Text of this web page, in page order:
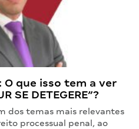
O que isso tem a ver
SE DETEGERE”?
dos temas mais relevantes
processual penal, ao